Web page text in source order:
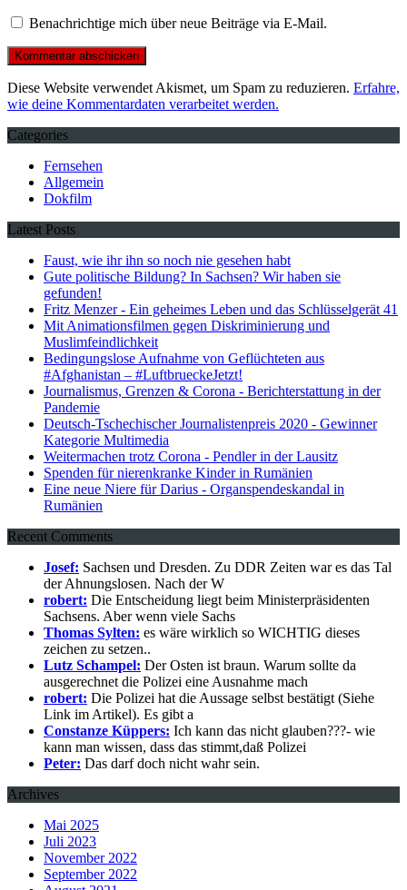
Benachrichtige mich über neue Beiträge via E-Mail.
Diese Website verwendet Akismet, um Spam zu reduzieren. Erfahre,
wie deine Kommentardaten verarbeitet werden.
Categories
Fernsehen
Allgemein
Dokfilm
Latest Posts
Faust, wie ihr ihn so noch nie gesehen habt
Gute politische Bildung? In Sachsen? Wir haben sie
gefunden!
Fritz Menzer - Ein geheimes Leben und das Schlüsselgerät 41
Mit Animationsfilmen gegen Diskriminierung und
Muslimfeindlichkeit
Bedingungslose Aufnahme von Geflüchteten aus
#Afghanistan – #LuftbrueckeJetzt!
Journalismus, Grenzen & Corona - Berichterstattung in der
Pandemie
Deutsch-Tschechischer Journalistenpreis 2020 - Gewinner
Kategorie Multimedia
Weitermachen trotz Corona - Pendler in der Lausitz
Spenden für nierenkranke Kinder in Rumänien
Eine neue Niere für Darius - Organspendeskandal in
Rumänien
Recent Comments
Josef: Sachsen und Dresden. Zu DDR Zeiten war es das Tal
der Ahnungslosen. Nach der W
robert: Die Entscheidung liegt beim Ministerpräsidenten
Sachsens. Aber wenn viele Sachs
Thomas Sylten: es wäre wirklich so WICHTIG dieses
zeichen zu setzen..
Lutz Schampel: Der Osten ist braun. Warum sollte da
ausgerechnet die Polizei eine Ausnahme mach
robert: Die Polizei hat die Aussage selbst bestätigt (Siehe
Link im Artikel). Es gibt a
Constanze Küppers: Ich kann das nicht glauben???- wie
kann man wissen, dass das stimmt,daß Polizei
Peter: Das darf doch nicht wahr sein.
Archives
Mai 2025
Juli 2023
November 2022
September 2022